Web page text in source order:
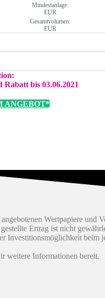
Mindestanlage:
EUR
Gesamtvolumen:
EUR
bis 03.06.2021
ANGEBOT*
Wertpapiere und
Ertrag ist nicht
Investitionsmöglichkeit beim
weitere Informationen bereit.